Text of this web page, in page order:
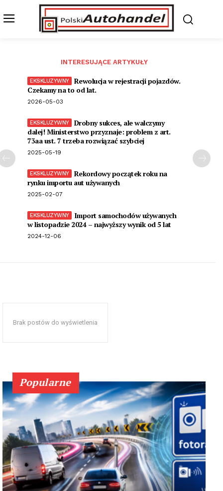
INTERESUJĄCE ARTYKUŁY
Rewolucja w rejestracji pojazdów.
Czekamy na to od lat.
2026-05-03
Drobny sukces, ale walczymy
dalej! Ministerstwo przyznaje: problem z art.
73aa ust. 7 trzeba rozwiązać szybciej
2025-05-19
Rekordowy początek roku na
rynku importu aut używanych
2025-02-07
Import samochodów używanych
w listopadzie 2024 – najwyższy wynik od 5 lat
2024-12-06
Brak postów do wyświetlenia
Popularne